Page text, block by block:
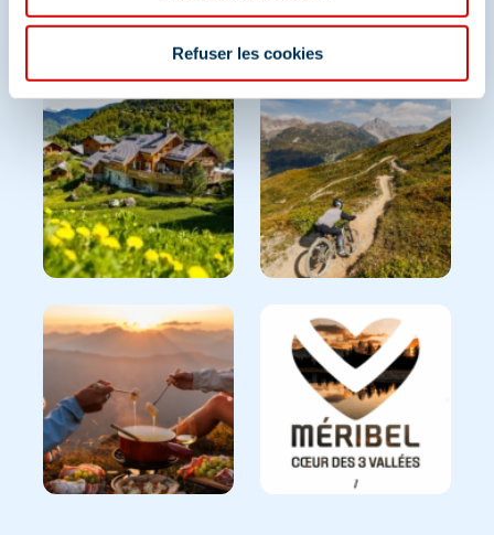
Refuser les cookies
Et retrouvez-nous sur les réseaux sociaux